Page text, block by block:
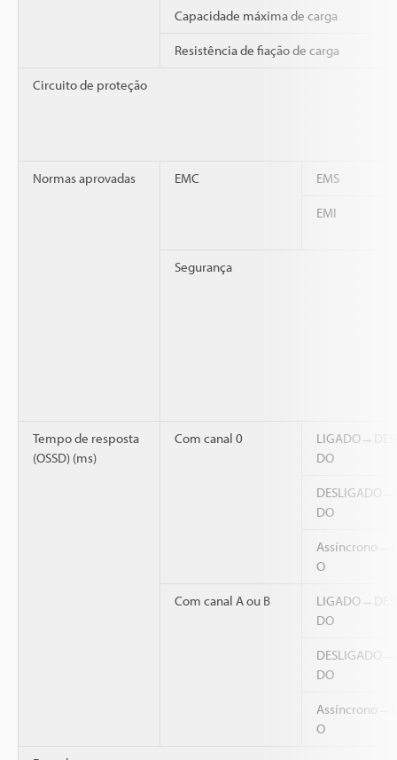
Capacidade máxima de carga
Resistência de fiação de carga
Circuito de proteção
Normas aprovadas EMC EMS
EMI
Segurança
Tempo de resposta
(OSSD) (ms)
Com canal 0
DO
DO
O
Com canal A ou B
DO
DO
O